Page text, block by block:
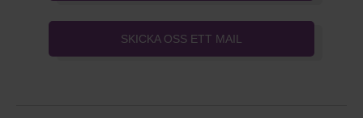
SKICKA OSS ETT MAIL